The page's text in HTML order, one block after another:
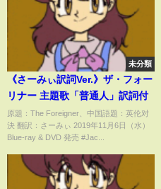
未分類
《さーみぃ訳詞Ver.》ザ・フォー
リナー 主題歌「普通人」訳詞付
原題：The Foreigner、中国語題：英伦对
決 翻訳：さーみぃ 2019年11月6日（水）
Blue-ray & DVD 発売 #Jac...